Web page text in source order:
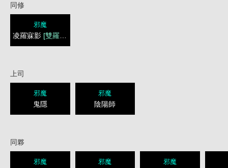
同修
邪魔
凌羅寐影 [雙羅影]
上司
邪魔
鬼隱
邪魔
陰陽師
同夥
邪魔 邪魔 邪魔